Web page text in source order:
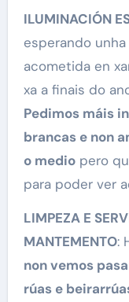
ILUMINACIÓN
esperando
acometida en
xa a finais do
Pedimos máis
brancas e non
o mediopero
para poder ver
LIMPEZA E
MANTEMENTO:
non vemos
rúas e